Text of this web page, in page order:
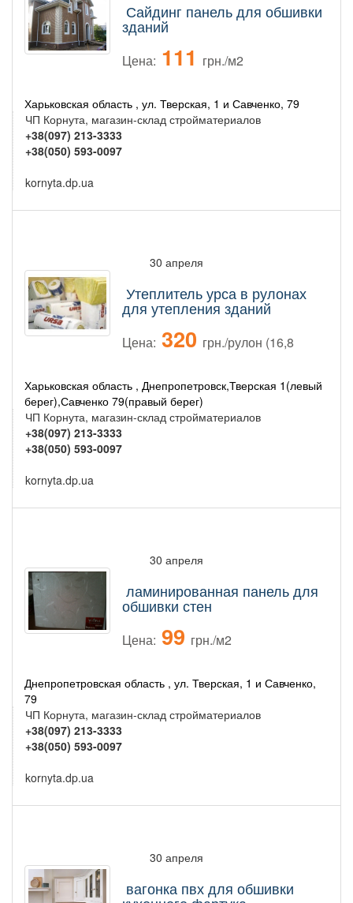
Сайдинг панель для обшивки
зданий
Цена: 111 грн./м2
Харьковская область , ул. Тверская, 1 и Савченко, 79
ЧП Корнута, магазин-склад стройматериалов
+38(097) 213-3333
+38(050) 593-0097
kornyta.dp.ua
30 апреля
Утеплитель урса в рулонах
для утепления зданий
Цена: 320 грн./рулон (16,8
Харьковская область , Днепропетровск,Тверская 1(левый
берег),Савченко 79(правый берег)
ЧП Корнута, магазин-склад стройматериалов
+38(097) 213-3333
+38(050) 593-0097
kornyta.dp.ua
30 апреля
ламинированная панель для
обшивки стен
Цена: 99 грн./м2
Днепропетровская область , ул. Тверская, 1 и Савченко,
79
ЧП Корнута, магазин-склад стройматериалов
+38(097) 213-3333
+38(050) 593-0097
kornyta.dp.ua
30 апреля
вагонка пвх для обшивки